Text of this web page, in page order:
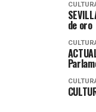
de oro